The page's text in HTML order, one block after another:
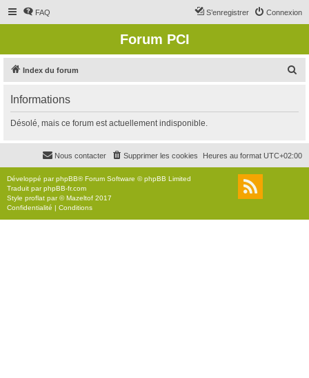
FAQ Connexion
S’enregistrer
Forum PCI
Index du forum
r
c
r
Informations
Désolé, mais ce forum est actuellement indisponible.
Heures au format UTC+02:00
Supprimer les cookies
Nous contacter
Développé parphpBB® Forum Software © phpBB Limited
Traduit parphpBB-fr.com
Style proflat par ©Mazeltof 2017
Confidentialité | Conditions